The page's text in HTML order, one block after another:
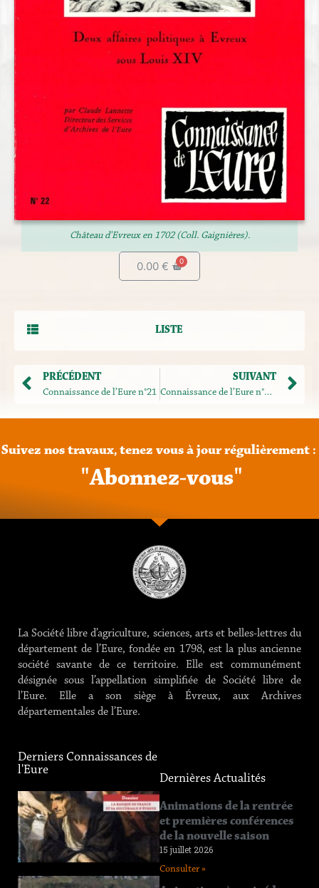
Château d'Evreux en 1702 (Coll. Gaignières).
0.00 €
LISTE
PRÉCÉDENT
Connaissance de l’Eure n°21
SUIVANT
Connaissance de l’Eure n°23-24
Suivez nos travaux, tenez vous à jour régulièrement :
"Abonnez-vous"
La Société libre d’agriculture, sciences, arts et belles-lettres du
département de l’Eure, fondée en 1798, est la plus ancienne
société savante de ce territoire. Elle est communément
désignée sous l’appellation simplifiée de Société libre de
l’Eure. Elle a son siège à Évreux, aux Archives
départementales de l’Eure.
Derniers Connaissances de
l'Eure
Connaissance
de l’Eure
n°219
12 juin 2026
Connaissance
Dernières Actualités
Animations de la rentrée
et premières conférences
de la nouvelle saison
15 juillet 2026
Consulter »